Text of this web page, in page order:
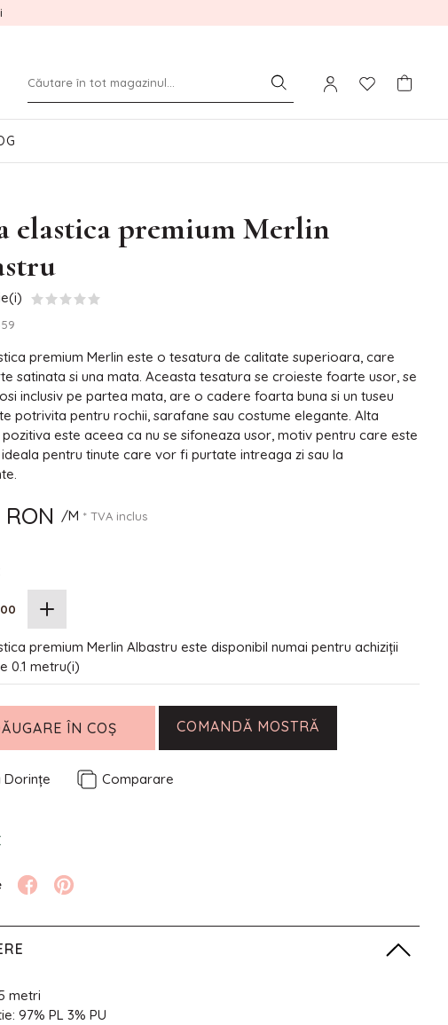
elastica premium Merlin
premium Merlin este o tesatura de calitate superioara, care
satinata si una mata. Aceasta tesatura se croieste foarte usor, se
inclusiv pe partea mata, are o cadere foarta buna si un tuseu
potrivita pentru rochii, sarafane sau costume elegante. Alta
este aceea ca nu se sifoneaza usor, motiv pentru care este
pentru tinute care vor fi purtate intreaga zi sau la
/M * TVA inclus
premium Merlin Albastru este disponibil numai pentru achiziții
0.1 metru(i)
ÎN COȘ COMANDĂ MOSTRĂ
Dorințe Comparare
metri
97% PL 3% PU